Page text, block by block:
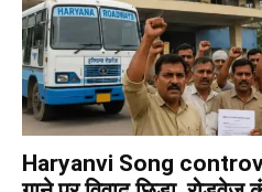
Haryanvi Song